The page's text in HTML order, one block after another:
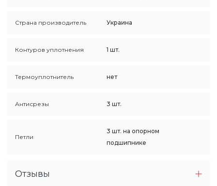
Страна производитель Украина
Контуров уплотнения 1 шт.
Термоуплотнитель нет
Антисрезы 3 шт.
Петли
3 шт. на опорном
подшипнике
Отзывы